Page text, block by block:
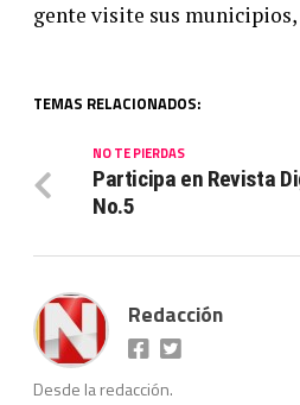
gente visite sus
TEMAS RELACIONADOS:
NO TE PIERDAS
Participa en Revista
No.5
Redacción
Desde la redacción.